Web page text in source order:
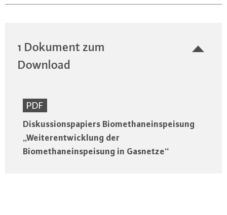
1 Dokument zum
Download
PDF
Diskussionspapiers Biomethaneinspeisung
„Weiterentwicklung der
Biomethaneinspeisung in Gasnetze“